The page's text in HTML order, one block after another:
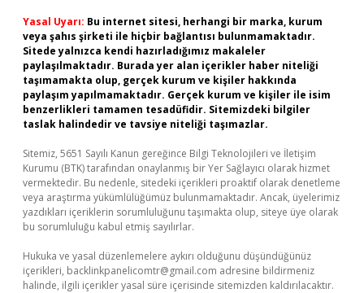
Yasal Uyarı: Bu internet sitesi, herhangi bir marka, kurum
veya şahıs şirketi ile hiçbir bağlantısı bulunmamaktadır.
Sitede yalnızca kendi hazırladığımız makaleler
paylaşılmaktadır. Burada yer alan içerikler haber niteliği
taşımamakta olup, gerçek kurum ve kişiler hakkında
paylaşım yapılmamaktadır. Gerçek kurum ve kişiler ile isim
benzerlikleri tamamen tesadüfidir. Sitemizdeki bilgiler
taslak halindedir ve tavsiye niteliği taşımazlar.
Sitemiz, 5651 Sayılı Kanun gereğince Bilgi Teknolojileri ve İletişim
Kurumu (BTK) tarafından onaylanmış bir Yer Sağlayıcı olarak hizmet
vermektedir. Bu nedenle, sitedeki içerikleri proaktif olarak denetleme
veya araştırma yükümlülüğümüz bulunmamaktadır. Ancak, üyelerimiz
yazdıkları içeriklerin sorumluluğunu taşımakta olup, siteye üye olarak
bu sorumluluğu kabul etmiş sayılırlar.
Hukuka ve yasal düzenlemelere aykırı olduğunu düşündüğünüz
içerikleri, backlinkpanelicomtr@gmail.com adresine bildirmeniz
halinde, ilgili içerikler yasal süre içerisinde sitemizden kaldırılacaktır.